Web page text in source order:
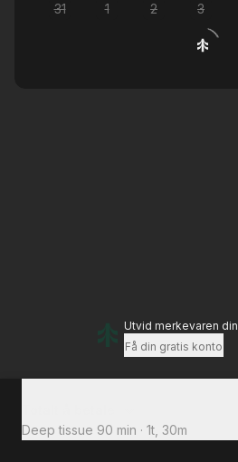
31 1 2 3
Utvid merkevaren din
Få din gratis konto
Deep tissue 90 min · 1t, 30m